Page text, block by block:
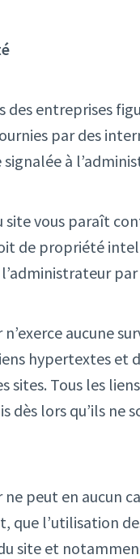
des entreprises
par des
à
site vous paraît
de propriété
aucune
hypertextes et
sites. Tous les
lors qu’ils ne
ne peut en aucun
que l’utilisation
site et